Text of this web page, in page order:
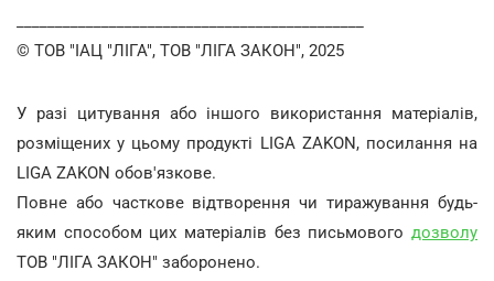
© ТОВ "ІАЦ "ЛІГА", ТОВ "ЛІГА ЗАКОН", 2025
У разі цитування або іншого використання матеріалів,
розміщених у цьому продукті LIGA ZAKON, посилання на
LIGA ZAKON обов'язкове.
Повне або часткове відтворення чи тиражування будь-
яким способом цих матеріалів без письмового дозволу
ТОВ "ЛІГА ЗАКОН" заборонено.